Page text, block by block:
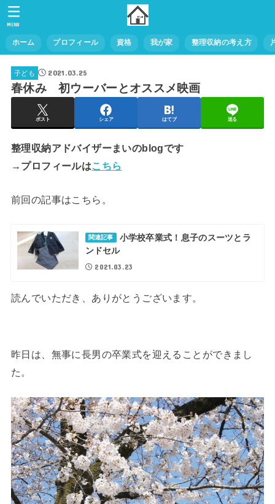
ホーム プロフィール 資格 我が家 整理収納の考え方
MENU
子ども 2021.03.25
春休み 初ウーバーとオススメ映画
ポスト シェア はてブ 送る
整理収納アドバイザーまいのblogです
→プロフィールはこちら
前回の記事はこちら。
関連記事
小学校卒業式！息子のスーツとラ
ンドセル
2021.03.23
読んでいただき、ありがとうございます。
昨日は、無事に長男の卒業式を迎えることができまし
た。